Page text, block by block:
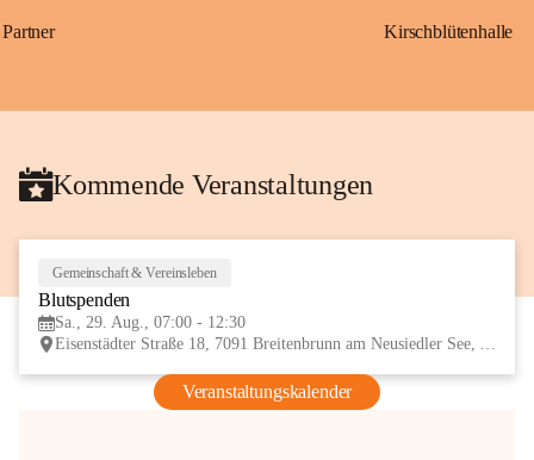
Partner Kirschblütenhalle
Kommende Veranstaltungen
Gemeinschaft & Vereinsleben
Blutspenden
Sa., 29. Aug., 07:00 - 12:30
Eisenstädter Straße 18, 7091 Breitenbrunn am Neusiedler See, AUT
Veranstaltungskalender